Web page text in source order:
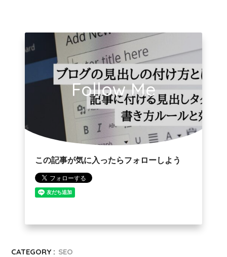
Follow Me
この記事が気に入ったらフォローしよう
CATEGORY : SEO